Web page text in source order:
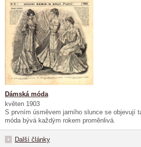
Dámská móda
květen 1903
S prvním úsměvem jarního slunce se objevují
móda bývá každým rokem proměnlivá.
Další články